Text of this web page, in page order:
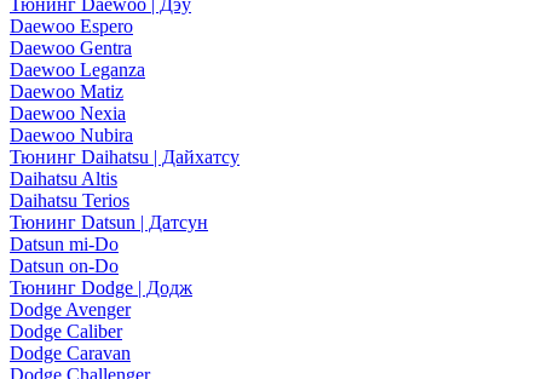
Тюнинг Daewoo | Дэу
Daewoo Espero
Daewoo Gentra
Daewoo Leganza
Daewoo Matiz
Daewoo Nexia
Daewoo Nubira
Тюнинг Daihatsu | Дайхатсу
Daihatsu Altis
Daihatsu Terios
Тюнинг Datsun | Датсун
Datsun mi-Do
Datsun on-Do
Тюнинг Dodge | Додж
Dodge Avenger
Dodge Caliber
Dodge Caravan
Dodge Challenger